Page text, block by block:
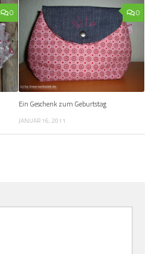
0 0
Ein Geschenk zum Geburtstag
JANUAR 16, 2011